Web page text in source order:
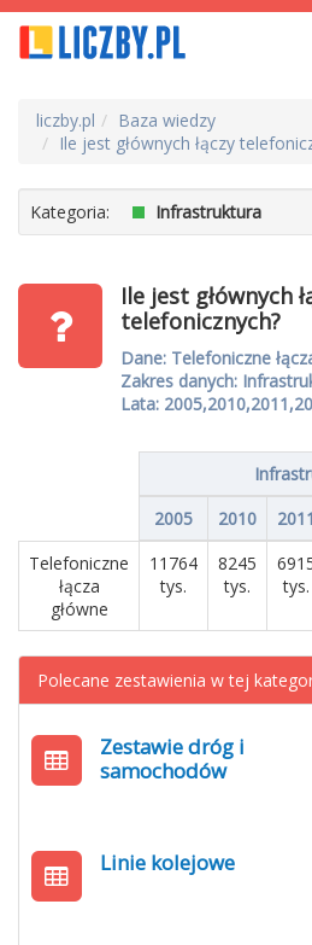
liczby.pl
Baza wiedzy
Ile jest głównych łączy
Kategoria: Infrastruktura
Ile jest głównych
telefonicznych?
Dane: Telefoniczne
Zakres danych:
Lata:
2005
2010 2011
Telefoniczne
łącza
główne
11764
tys.
8245
tys.
tys.
Polecane zestawienia w tej
Zestawie dróg i
samochodów
Linie kolejowe